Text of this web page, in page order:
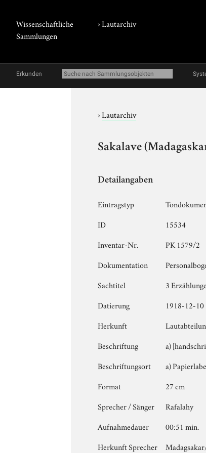
Wissenschaftliche
Sammlungen
›Lautarchiv
Erkunden
›Lautarchiv
Sakalave
Detailangaben
Eintragstyp
ID
15534
Inventar-Nr.
PK 1579/2
Dokumentation
Sachtitel
3
Datierung
1918-12-10
Herkunft
Beschriftung
a)
Beschriftungsort
a)
Format
27 cm
Sprecher / Sänger
Rafalahy
Aufnahmedauer
00:51 min.
Herkunft Sprecher